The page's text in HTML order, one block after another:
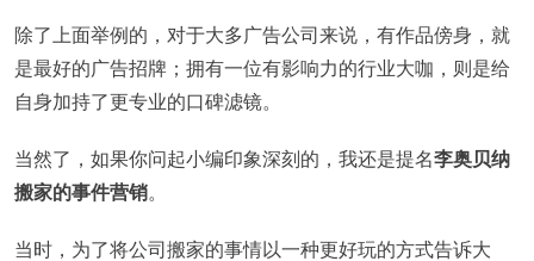
除了上面举例的，对于大多广告公司来说，有作品傍身，就
是最好的广告招牌；拥有一位有影响力的行业大咖，则是给
自身加持了更专业的口碑滤镜。
当然了，如果你问起小编印象深刻的，我还是提名李奥贝纳
搬家的事件营销。
当时，为了将公司搬家的事情以一种更好玩的方式告诉大